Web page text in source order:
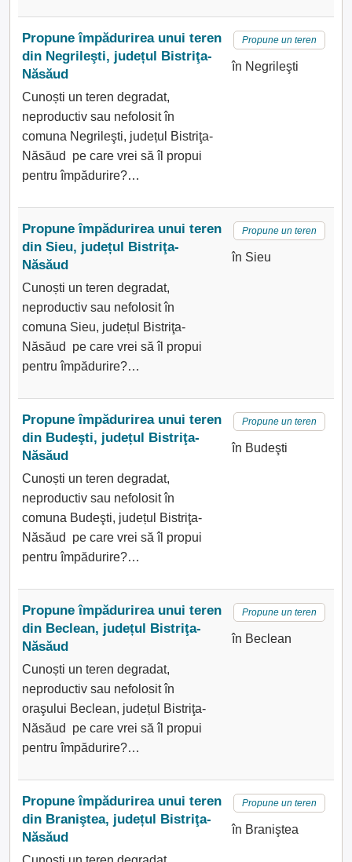
Propune împădurirea unui teren
din Negrileşti, județul Bistriţa-
Năsăud
Cunoști un teren degradat,
neproductiv sau nefolosit în
comuna Negrileşti, județul Bistriţa-
Năsăud pe care vrei să îl propui
pentru împădurire?…
Propune un teren
în Negrileşti
Propune împădurirea unui teren
din Sieu, județul Bistriţa-
Năsăud
Cunoști un teren degradat,
neproductiv sau nefolosit în
comuna Sieu, județul Bistriţa-
Năsăud pe care vrei să îl propui
pentru împădurire?…
Propune un teren
în Sieu
Propune împădurirea unui teren
din Budeşti, județul Bistriţa-
Năsăud
Cunoști un teren degradat,
neproductiv sau nefolosit în
comuna Budeşti, județul Bistriţa-
Năsăud pe care vrei să îl propui
pentru împădurire?…
Propune un teren
în Budeşti
Propune împădurirea unui teren
din Beclean, județul Bistriţa-
Năsăud
Cunoști un teren degradat,
neproductiv sau nefolosit în
oraşului Beclean, județul Bistriţa-
Năsăud pe care vrei să îl propui
pentru împădurire?…
Propune un teren
în Beclean
Propune împădurirea unui teren
din Braniştea, județul Bistriţa-
Năsăud
Propune un teren
în Braniştea